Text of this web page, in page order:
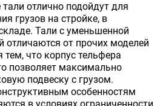
отлично подойдут для
грузов на стройке, в
Тали с уменьшенной
отличаются от прочих моделей
что корпус тельфера
позволяет максимально
подвеску с грузом.
особенностям